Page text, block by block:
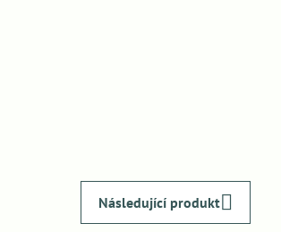
Následující produkt